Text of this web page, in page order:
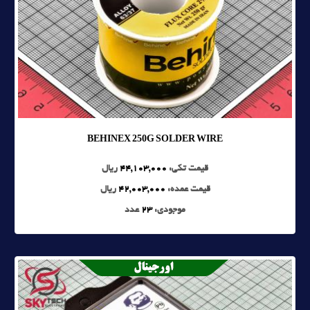
BEHINEX 250G SOLDER WIRE
قیمت تکی: 44,103,000 ریال
قیمت عمده: 42,003,000 ریال
موجودی:23 عدد